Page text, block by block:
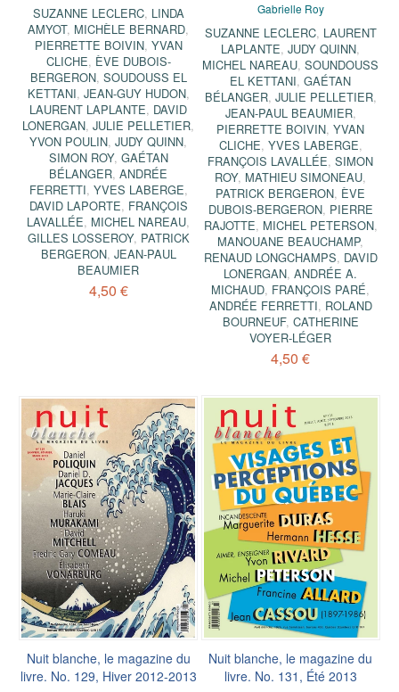
SUZANNE LECLERC, LINDA
AMYOT, MICHÈLE BERNARD,
PIERRETTE BOIVIN, YVAN
CLICHE, ÈVE DUBOIS-
BERGERON, SOUDOUSS EL
KETTANI, JEAN-GUY HUDON,
LAURENT LAPLANTE, DAVID
LONERGAN,JULIE PELLETIER,
YVON POULIN,JUDY QUINN,
SIMON ROY, GAÉTAN
BÉLANGER,ANDRÉE
FERRETTI, YVES LABERGE,
DAVID LAPORTE, FRANÇOIS
LAVALLÉE, MICHEL NAREAU,
GILLES LOSSEROY, PATRICK
BERGERON, JEAN-PAUL
BEAUMIER
4,50 €
Gabrielle Roy
SUZANNE LECLERC, LAURENT
LAPLANTE,JUDY QUINN,
MICHEL NAREAU,SOUNDOUSS
EL KETTANI,GAÉTAN
BÉLANGER, JULIE PELLETIER,
JEAN-PAUL BEAUMIER,
PIERRETTE BOIVIN,YVAN
CLICHE, YVES LABERGE,
FRANÇOIS LAVALLÉE,SIMON
ROY, MATHIEU SIMONEAU,
PATRICK BERGERON, ÈVE
DUBOIS-BERGERON, PIERRE
RAJOTTE, MICHEL PETERSON,
MANOUANE BEAUCHAMP,
RENAUD LONGCHAMPS, DAVID
LONERGAN,ANDRÉE A.
MICHAUD, FRANÇOIS PARÉ,
ANDRÉE FERRETTI, ROLAND
BOURNEUF, CATHERINE
VOYER-LÉGER
4,50 €
Nuit blanche, le magazine du
livre. No. 129, Hiver 2012-2013
Nuit blanche, le magazine du
livre. No. 131, Été 2013